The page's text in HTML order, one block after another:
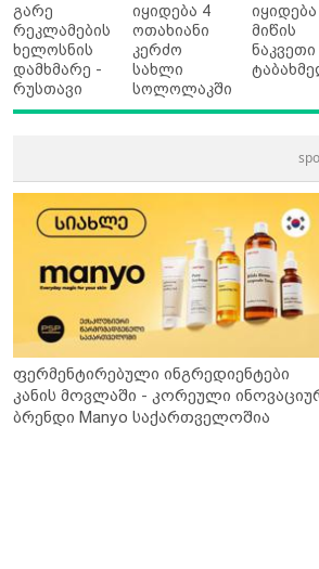
გარე
რეკლამების
ხელოსნის
დამხმარე -
რუსთავი
იყიდება 4
ოთახიანი
კერძო
სახლი
სოლოლაკში
იყიდება
მიწის
ნაკვეთი
ფერმენტირებული ინგრედიენტები
კანის მოვლაში - კორეული
ბრენდი Manyo საქართველოშია